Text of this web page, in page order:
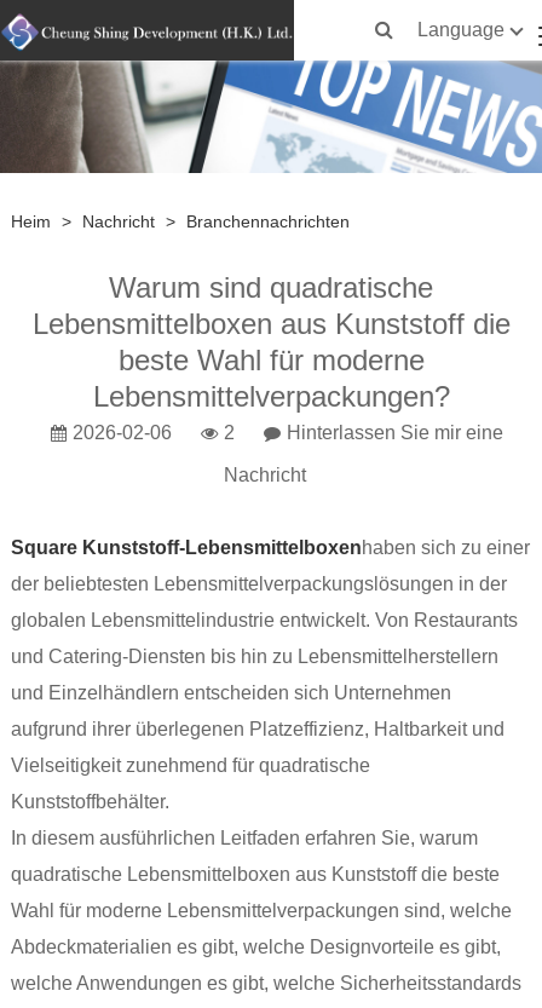
Language
Heim > Nachricht > Branchennachrichten
Warum sind quadratische
Lebensmittelboxen aus Kunststoff die
beste Wahl für moderne
Lebensmittelverpackungen?
2026-02-06 2 Hinterlassen Sie mir eine
Nachricht
Square Kunststoff-Lebensmittelboxenhaben sich zu einer
der beliebtesten Lebensmittelverpackungslösungen in der
globalen Lebensmittelindustrie entwickelt. Von Restaurants
und Catering-Diensten bis hin zu Lebensmittelherstellern
und Einzelhändlern entscheiden sich Unternehmen
aufgrund ihrer überlegenen Platzeffizienz, Haltbarkeit und
Vielseitigkeit zunehmend für quadratische
Kunststoffbehälter.
In diesem ausführlichen Leitfaden erfahren Sie, warum
quadratische Lebensmittelboxen aus Kunststoff die beste
Wahl für moderne Lebensmittelverpackungen sind, welche
Abdeckmaterialien es gibt, welche Designvorteile es gibt,
welche Anwendungen es gibt, welche Sicherheitsstandards